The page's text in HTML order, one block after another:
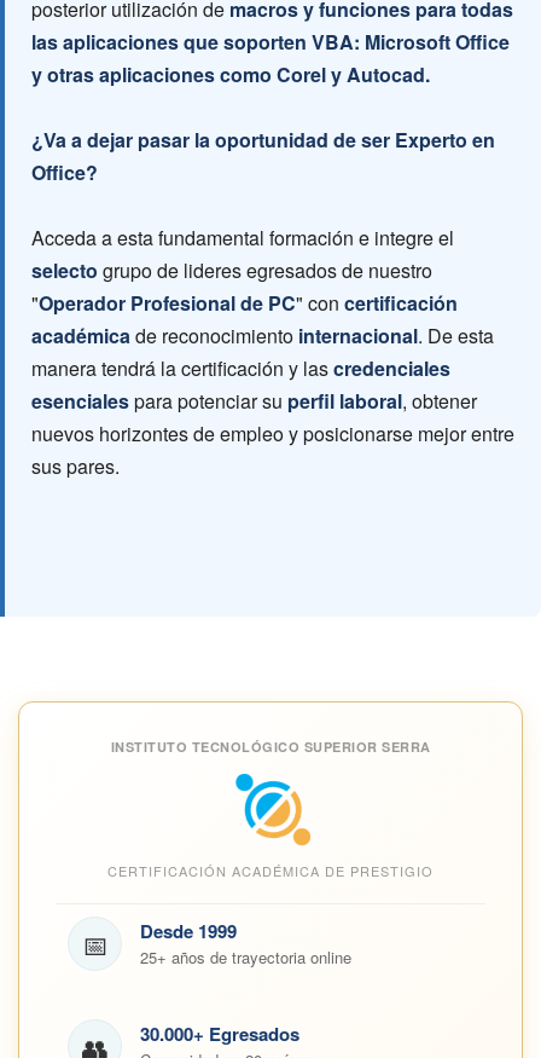
posterior utilización de macros y funciones para todas
las aplicaciones que soporten VBA: Microsoft Office
y otras aplicaciones como Corel y Autocad.
¿Va a dejar pasar la oportunidad de ser Experto en
Office?
Acceda a esta fundamental formación e integre el
selecto grupo de lideres egresados de nuestro
"Operador Profesional de PC" con certificación
académicade reconocimiento internacional. De esta
manera tendrá la certificación y lascredenciales
esencialespara potenciar su perfil laboral, obtener
nuevos horizontes de empleo y posicionarse mejor entre
sus pares.
INSTITUTO TECNOLÓGICO SUPERIOR SERRA
CERTIFICACIÓN ACADÉMICA DE PRESTIGIO
📅 Desde 1999
25+ años de trayectoria online
👥 30.000+ Egresados